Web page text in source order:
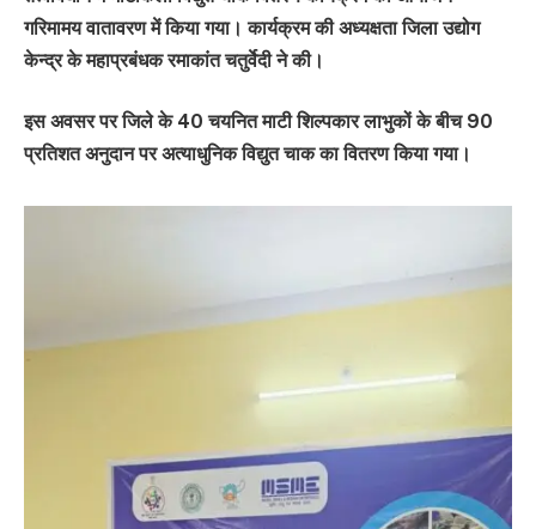
गरिमामय वातावरण में किया गया। कार्यक्रम की अध्यक्षता जिला उद्योग
केन्द्र के महाप्रबंधक रमाकांत चतुर्वेदी ने की।
इस अवसर पर जिले के 40 चयनित माटी शिल्पकार लाभुकों के बीच 90
प्रतिशत अनुदान पर अत्याधुनिक विद्युत चाक का वितरण किया गया।